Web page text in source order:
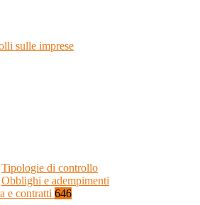
sulle imprese
Tipologie di controllo
Obblighi e adempimenti
e contratti 646